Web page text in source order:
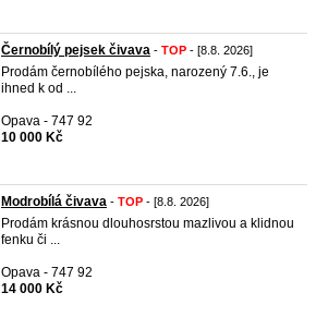
Černobílý pejsek čivava - TOP - [8.8. 2026]
Prodám černobílého pejska, narozený 7.6., je
ihned k od ...
Opava - 747 92
10 000 Kč
Modrobílá čivava - TOP - [8.8. 2026]
Prodám krásnou dlouhosrstou mazlivou a klidnou
fenku či ...
Opava - 747 92
14 000 Kč